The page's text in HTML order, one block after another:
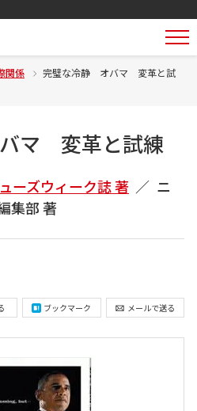
関係
完璧な冷静 オバマ 変革と試
マ 変革と試練
ーズウィーク誌 著
ニ
集部 著
ブックマーク メールで送る